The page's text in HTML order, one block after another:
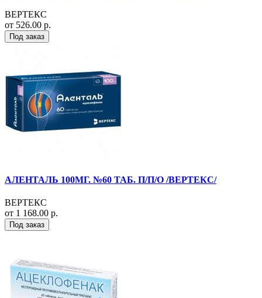
ВЕРТЕКС
от 526.00 р.
Под заказ
АЛЕНТАЛЬ 100МГ. №60 ТАБ. П/П/О /ВЕРТЕКС/
ВЕРТЕКС
от 1 168.00 р.
Под заказ